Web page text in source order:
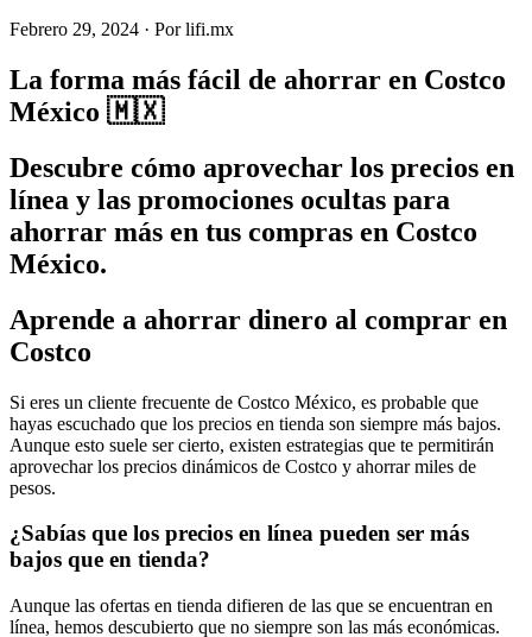
Febrero 29, 2024 · Porlifi.mx
La forma más fácil de ahorrar en Costco
México 🇲🇽
Descubre cómo aprovechar los precios en
línea y las promociones ocultas para
ahorrar más en tus compras en Costco
México.
Aprende a ahorrar dinero al comprar en
Costco
Si eres un cliente frecuente de Costco México, es probable que
hayas escuchado que los precios en tienda son siempre más bajos.
Aunque esto suele ser cierto, existen estrategias que te permitirán
aprovechar los precios dinámicos de Costco y ahorrar miles de
pesos.
¿Sabías que los precios en línea pueden ser más
bajos que en tienda?
Aunque las ofertas en tienda difieren de las que se encuentran en
línea, hemos descubierto que no siempre son las más económicas.